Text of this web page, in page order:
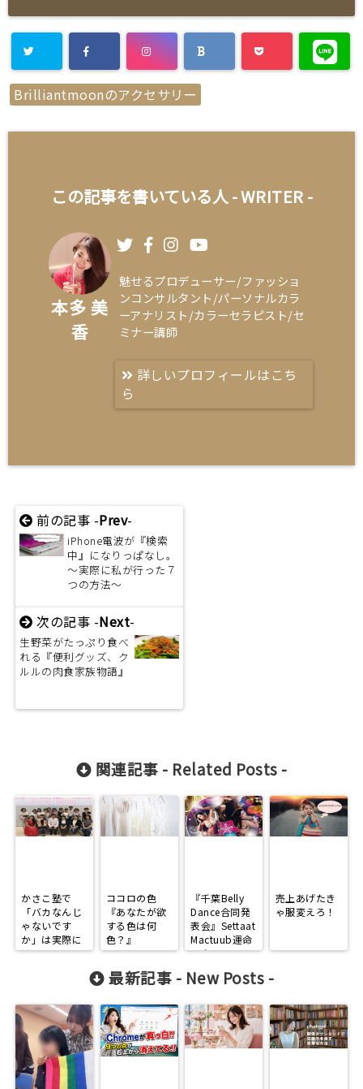
Brilliantmoonのアクセサリー
この記事を書いている人 -WRITER -
本多 美
香
魅せるプロデューサー/ファッショ
ンコンサルタント/パーソナルカラ
ーアナリスト/カラーセラピスト/セ
ミナー講師
詳しいプロフィールはこち
ら
前の記事 -Prev-
iPhone電波が『検索
中』になりっぱなし。
～実際に私が行った７
つの方法～
次の記事 -Next-
生野菜がたっぷり食べ
れる『便利グッズ、ク
ルルの肉食家族物語』
関連記事 - Related Posts -
かさこ塾で
「バカなんじ
ゃないです
か」は実際に
は・・・。
ココロの色
『あなたが欲
する色は何
色？』
『千葉Belly
Dance合同発
表会』Settaat
Mactuub運命
の女
売上あげたき
ゃ服変えろ！
最新記事 - New Posts -